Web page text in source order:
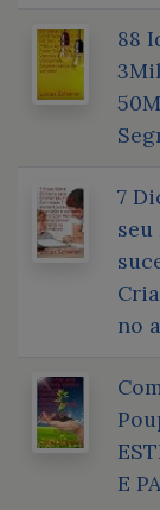
88
7
seu
no
E